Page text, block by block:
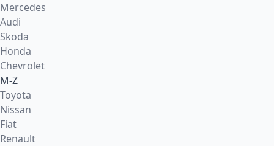
Mercedes
Audi
Skoda
Honda
Chevrolet
M-Z
Toyota
Nissan
Fiat
Renault